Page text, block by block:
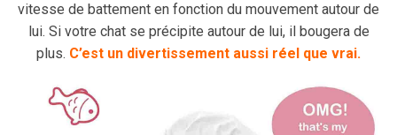
vitesse de battement en fonction du mouvement autour de
lui. Si votre chat se précipite autour de lui, il bougera de
plus. C’est un divertissement aussi réel que vrai.